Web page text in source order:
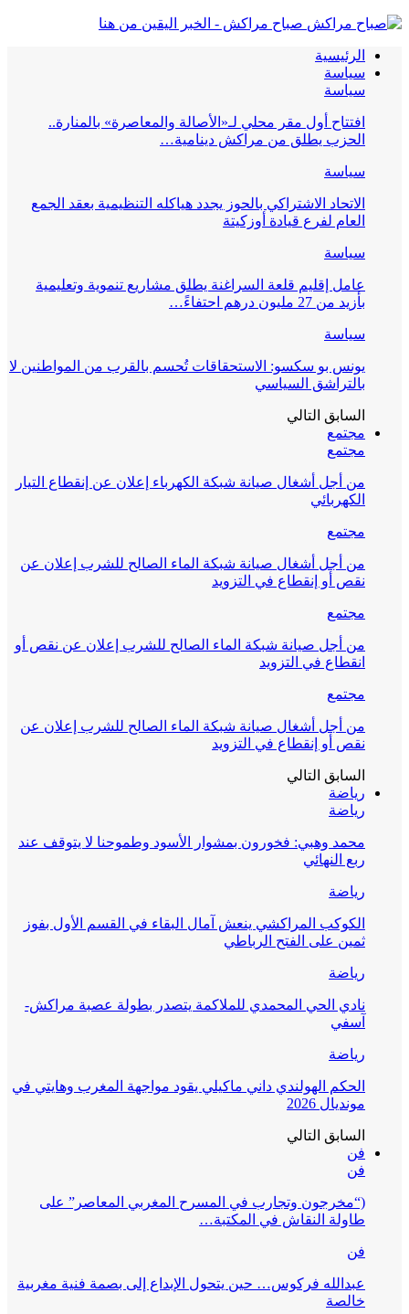
صباح مراكش - الخبر اليقين من هنا
الرئيسية
سياسة
سياسة
افتتاح أول مقر محلي لـ«الأصالة والمعاصرة» بالمنارة..
الحزب يطلق من مراكش دينامية…
سياسة
الاتحاد الاشتراكي بالحوز يجدد هياكله التنظيمية بعقد الجمع
العام لفرع قيادة أوزكيتة
سياسة
عامل إقليم قلعة السراغنة يطلق مشاريع تنموية وتعليمية
بأزيد من 27 مليون درهم احتفاءً…
سياسة
يونس بو سكسو: الاستحقاقات تُحسم بالقرب من المواطنين لا
بالتراشق السياسي
السابق التالي
مجتمع
مجتمع
من أجل أشغال صيانة شبكة الكهرباء إعلان عن إنقطاع التيار
الكهربائي
مجتمع
من أجل أشغال صيانة شبكة الماء الصالح للشرب إعلان عن
نقص أو إنقطاع في التزويد
مجتمع
من أجل صيانة شبكة الماء الصالح للشرب إعلان عن نقص أو
انقطاع في التزويد
مجتمع
من أجل أشغال صيانة شبكة الماء الصالح للشرب إعلان عن
نقص أو إنقطاع في التزويد
السابق التالي
رياضة
رياضة
محمد وهبي: فخورون بمشوار الأسود وطموحنا لا يتوقف عند
ربع النهائي
رياضة
الكوكب المراكشي ينعش آمال البقاء في القسم الأول بفوز
ثمين على الفتح الرباطي
رياضة
نادي الحي المحمدي للملاكمة يتصدر بطولة عصبة مراكش-
آسفي
رياضة
الحكم الهولندي داني ماكيلي يقود مواجهة المغرب وهايتي في
مونديال 2026
السابق التالي
فن
فن
(“مخرجون وتجارب في المسرح المغربي المعاصر” على
طاولة النقاش في المكتبة…
فن
عبدالله فركوس… حين يتحول الإبداع إلى بصمة فنية مغربية
خالصة